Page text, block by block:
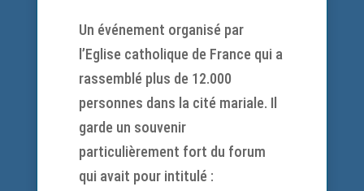
Un événement organisé par
l’Eglise catholique de France qui a
rassemblé plus de 12.000
personnes dans la cité mariale. Il
garde un souvenir
particulièrement fort du forum
qui avait pour intitulé :